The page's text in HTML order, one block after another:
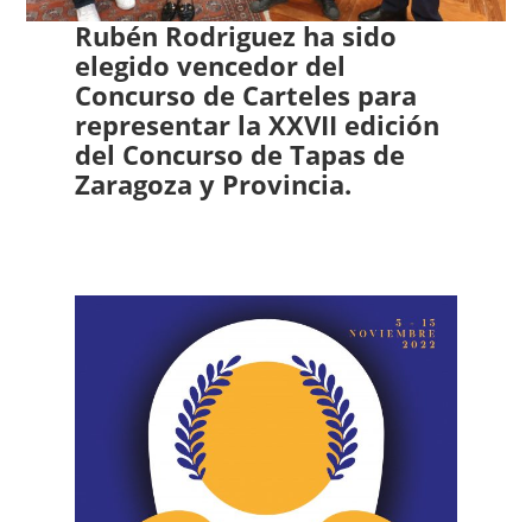
Rubén Rodriguez ha sido
elegido vencedor del
Concurso de Carteles para
representar la XXVII edición
del Concurso de Tapas de
Zaragoza y Provincia.